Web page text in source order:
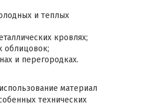
и теплых
кровлях;
облицовок;
и перегородках.
материал
технических